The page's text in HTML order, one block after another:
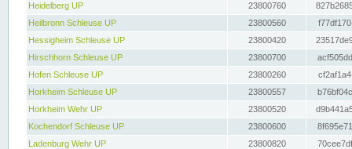
Heidelberg UP
23800760
Heilbronn Schleuse UP
23800560
Hessigheim Schleuse UP
23800420
Hirschhorn Schleuse UP
23800700
Hofen Schleuse UP
23800260
Horkheim Schleuse UP
23800557
Horkheim Wehr UP
23800520
Kochendorf Schleuse UP
23800600
Ladenburg Wehr UP
23800820